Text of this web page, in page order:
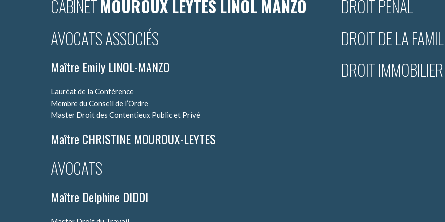
CABINETMOUROUX LEYTES LINOL MANZO
AVOCATS ASSOCIÉS
Maître Emily LINOL-MANZO
Lauréat de la Conférence
Membre du Conseil de l’Ordre
Master Droit des Contentieux Public et Privé
Maître CHRISTINE MOUROUX-LEYTES
AVOCATS
Maître Delphine DIDDI
DROIT PÉNAL
DROIT DE LA
DROIT IMMOBILIER